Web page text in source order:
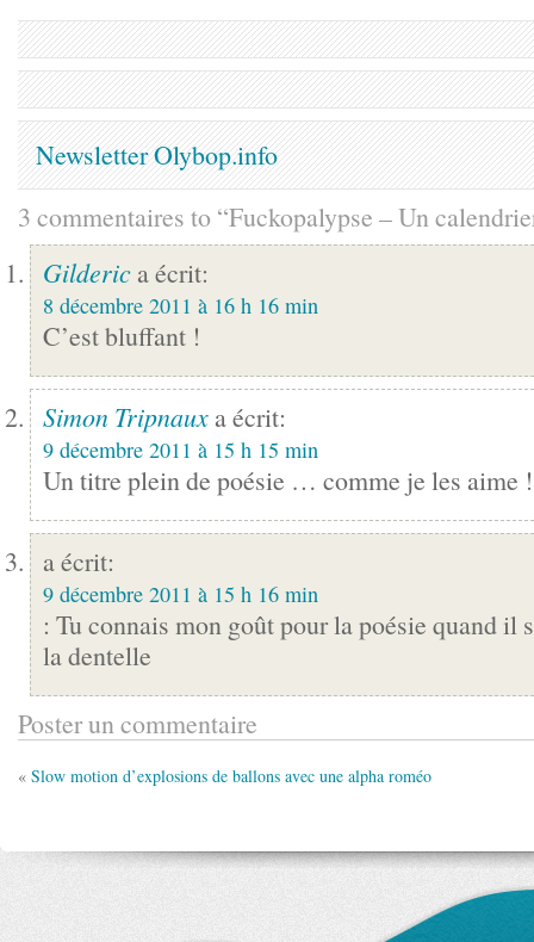
Newsletter Olybop.info
3 commentaires to “Fuckopalypse – Un
Gilderic a écrit:
8 décembre 2011 à 16 h 16 min
C’est bluffant !
Simon Tripnaux a écrit:
9 décembre 2011 à 15 h 15 min
Un titre plein de poésie … comme je les aime
a écrit:
9 décembre 2011 à 15 h 16 min
: Tu connais mon goût pour la poésie quand il
la dentelle
Poster un commentaire
« Slow motion d’explosions de ballons avec une alpha roméo